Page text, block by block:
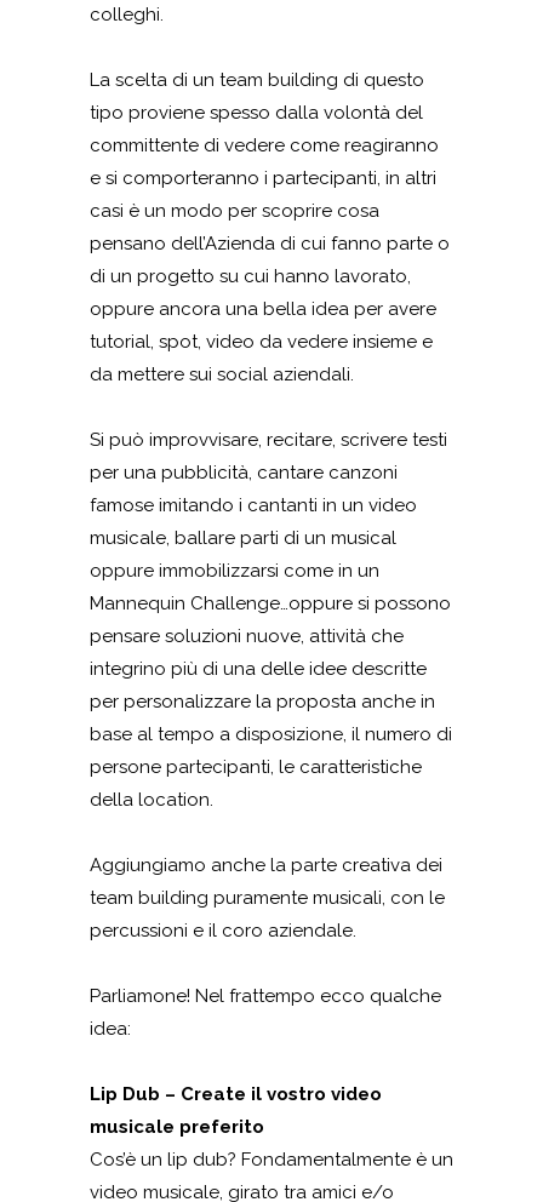
colleghi.
La scelta di un team building di questo
tipo proviene spesso dalla volontà del
committente di vedere come reagiranno
e si comporteranno i partecipanti, in altri
casi è un modo per scoprire cosa
pensano dell’Azienda di cui fanno parte o
di un progetto su cui hanno lavorato,
oppure ancora una bella idea per avere
tutorial, spot, video da vedere insieme e
da mettere sui social aziendali.
Si può improvvisare, recitare, scrivere testi
per una pubblicità, cantare canzoni
famose imitando i cantanti in un video
musicale, ballare parti di un musical
oppure immobilizzarsi come in un
Mannequin Challenge…oppure si possono
pensare soluzioni nuove, attività che
integrino più di una delle idee descritte
per personalizzare la proposta anche in
base al tempo a disposizione, il numero di
persone partecipanti, le caratteristiche
della location.
Aggiungiamo anche la parte creativa dei
team building puramente musicali, con le
percussioni e il coro aziendale.
Parliamone! Nel frattempo ecco qualche
idea:
Lip Dub – Create il vostro video
musicale preferito
Cos’è un lip dub? Fondamentalmente è un
video musicale, girato tra amici e/o